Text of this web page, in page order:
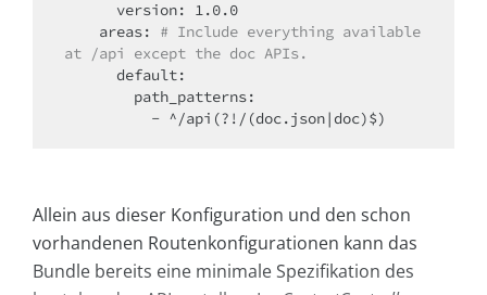
    areas:
# Include everything available
at /api except the doc APIs.
          - ^/api(?!/(doc.json|doc)$)
Allein aus dieser Konfiguration und den schon
vorhandenen Routenkonfigurationen kann das
Bundle bereits eine minimale Spezifikation des